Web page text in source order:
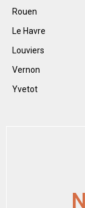
Rouen
Le Havre
Louviers
Vernon
Yvetot